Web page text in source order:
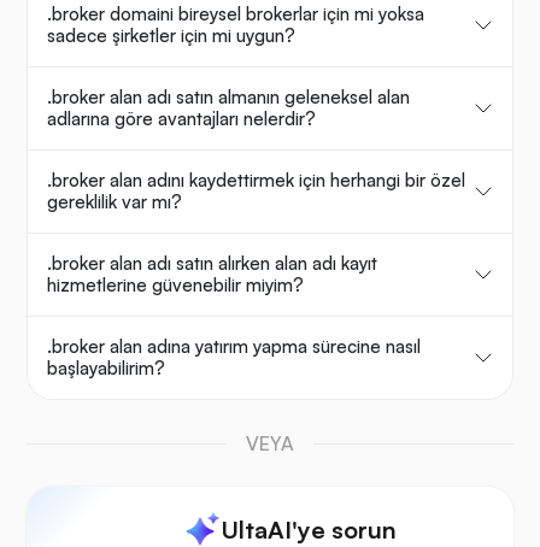
.broker domaini bireysel brokerlar için mi yoksa
sadece şirketler için mi uygun?
.broker alan adı satın almanın geleneksel alan
adlarına göre avantajları nelerdir?
.broker alan adını kaydettirmek için herhangi bir özel
gereklilik var mı?
.broker alan adı satın alırken alan adı kayıt
hizmetlerine güvenebilir miyim?
.broker alan adına yatırım yapma sürecine nasıl
başlayabilirim?
VEYA
UltaAI'ye sorun